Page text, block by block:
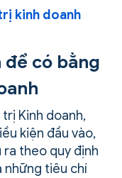
kinh doanh
để có bằng
Kinh doanh,
kiện đầu vào,
ra theo quy định
những tiêu chí